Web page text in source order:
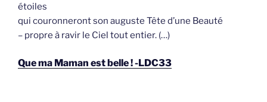
étoiles
qui couronneront son auguste Tête d’une Beauté
– propre à ravir le Ciel tout entier. (…)
Que ma Maman est belle ! -LDC33